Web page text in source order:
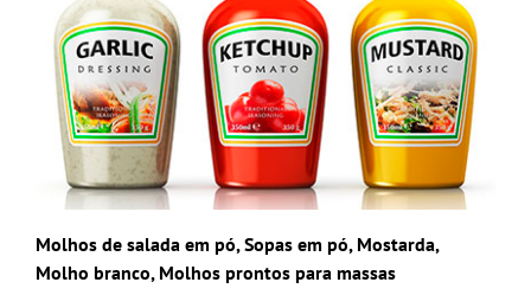
Molhos de salada em pó, Sopas em pó, Mostarda,
Molho branco, Molhos prontos para massas